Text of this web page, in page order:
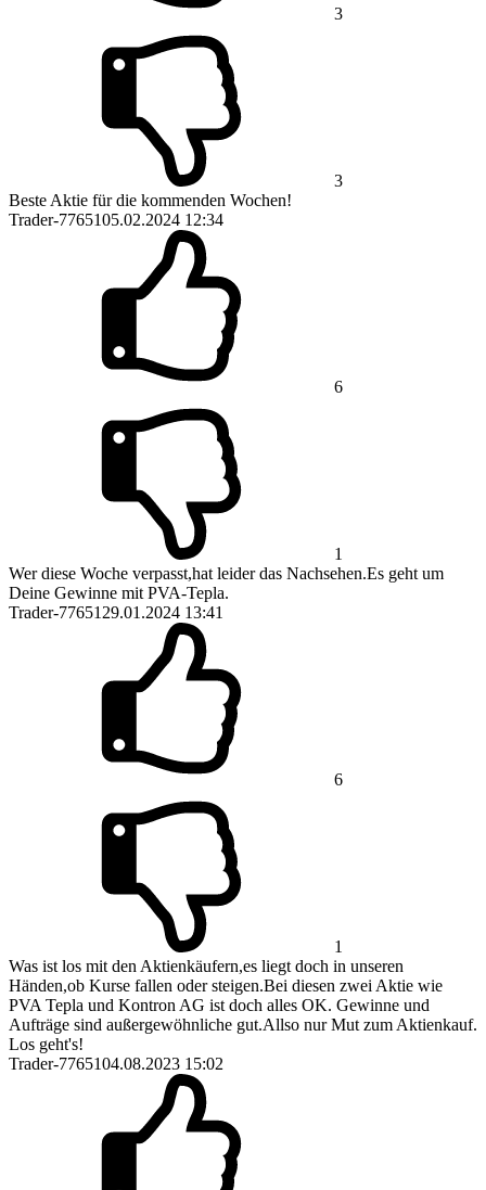
3
3
Beste Aktie für die kommenden Wochen!
Trader-7765105.02.2024 12:34
6
1
Wer diese Woche verpasst,hat leider das Nachsehen.Es geht um
Deine Gewinne mit PVA-Tepla.
Trader-77651 29.01.2024 13:41
6
1
Was ist los mit den Aktienkäufern,es liegt doch in unseren
Händen,ob Kurse fallen oder steigen.Bei diesen zwei Aktie wie
PVA Tepla und Kontron AG ist doch alles OK. Gewinne und
Aufträge sind außergewöhnliche gut.Allso nur Mut zum Aktienkauf.
Los geht's!
Trader-7765104.08.2023 15:02